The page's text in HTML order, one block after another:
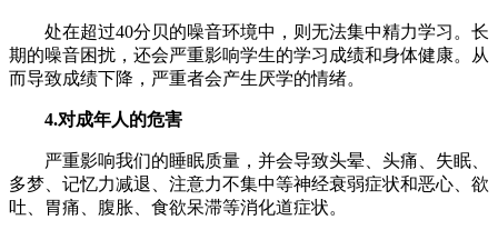
处在超过40分贝的噪音环境中，则无法集中精力学习。长
期的噪音困扰，还会严重影响学生的学习成绩和身体健康。从
而导致成绩下降，严重者会产生厌学的情绪。
4.对成年人的危害
严重影响我们的睡眠质量，并会导致头晕、头痛、失眠、
多梦、记忆力减退、注意力不集中等神经衰弱症状和恶心、欲
吐、胃痛、腹胀、食欲呆滞等消化道症状。